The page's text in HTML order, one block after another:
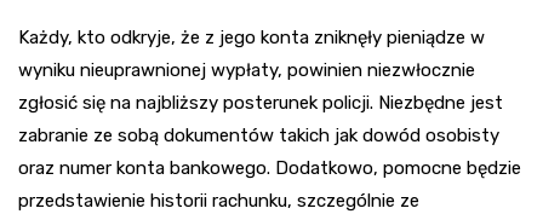
Każdy, kto odkryje, że z jego konta zniknęły pieniądze w
wyniku nieuprawnionej wypłaty, powinien niezwłocznie
zgłosić się na najbliższy posterunek policji. Niezbędne jest
zabranie ze sobą dokumentów takich jak dowód osobisty
oraz numer konta bankowego. Dodatkowo, pomocne będzie
przedstawienie historii rachunku, szczególnie ze